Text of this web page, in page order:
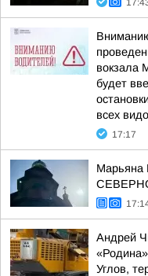
вокзала
будет
всех
17:17
Андрей
Углов,